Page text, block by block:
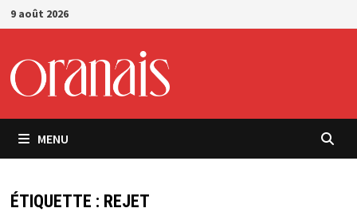
Passer
au
9 août 2026
MENU
ÉTIQUETTE : REJET